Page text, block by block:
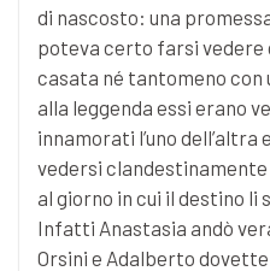
di nascosto: una
poteva certo farsi vedere
casata né tantomeno con
alla leggenda essi erano
innamorati l’uno
vedersi
al giorno in cui il destino li
Infatti Anastasia andò
Orsini e Adalberto